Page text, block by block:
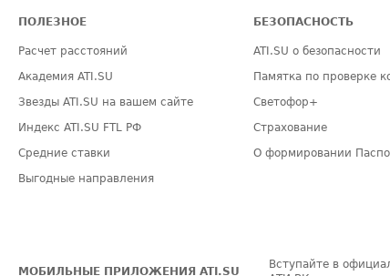
ПОЛЕЗНОЕ
Расчет расстояний
Академия ATI.SU
Звезды ATI.SU на вашем сайте
Индекс ATI.SU FTL РФ
Средние ставки
Выгодные направления
БЕЗОПАСНОСТЬ
ATI.SU о безопасности
Памятка по проверке
Светофор+
Страхование
О формировании
МОБИЛЬНЫЕ ПРИЛОЖЕНИЯ ATI.SU
Вступайте в